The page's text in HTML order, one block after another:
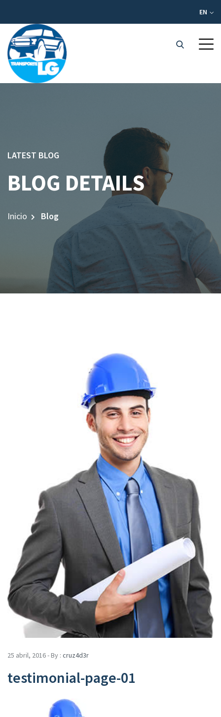
EN
LATEST BLOG
BLOG DETAILS
Inicio Blog
25 abril, 2016 - By : cruz4d3r
testimonial-page-01